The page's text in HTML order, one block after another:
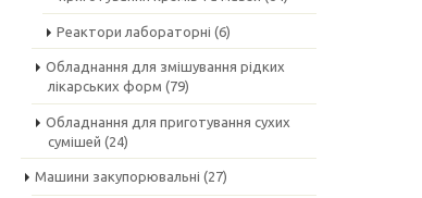
Реактори лабораторні (6)
Обладнання для змішування рідких
лікарських форм (79)
Обладнання для приготування сухих
сумішей (24)
Машини закупорювальні (27)